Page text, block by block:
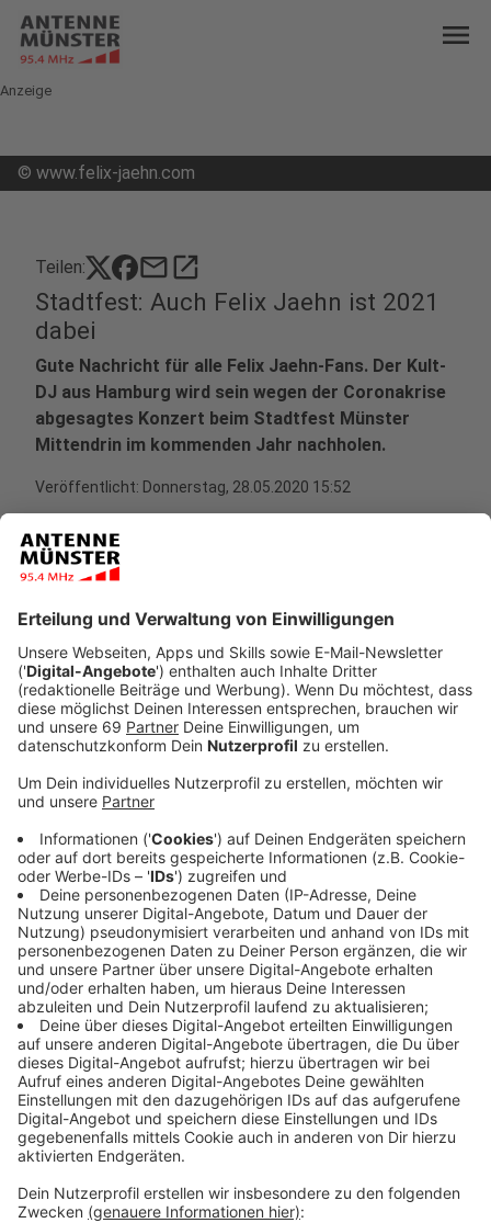
menu
Anzeige
© www.felix-jaehn.com
Teilen: mailopen_in_new
Stadtfest: Auch Felix Jaehn ist 2021
dabei
Gute Nachricht für alle Felix Jaehn-Fans. Der Kult-
DJ aus Hamburg wird sein wegen der Coronakrise
abgesagtes Konzert beim Stadtfest Münster
Mittendrin im kommenden Jahr nachholen.
Veröffentlicht: Donnerstag, 28.05.2020 15:52
Anzeige
Felix Jaehn wird am Stadtfest-Freitag auf der großen
ANTENNE MÜNSTER-Bühne auflegen. Damit haben die
Stadtfest-Macher nach Roland Kaiser am Sonntag nun
auch den zweiten Top-Act für den Nachholtermin
wieder gewinnen können. Die Karten für das bereits
ausverkaufte Konzert bleiben gültig. Wer am
Stadtfest-Samstag auf der Bühne stehen wird, bleibt
noch ein Geheimnis. Die Künstler stehen laut "Münster
Mittendrin"-Geschäftsführerin Ana Voogd zwar schon
fest, sollen aber erst später bekanntgegeben werden.
Das Stadtfest 2021 soll vom 13. bis 15. August 2021
stattfinden.
Anzeige
Bereits gekaufte Karten behalten ihre
Gültigkeit
Anzeige
gekauften Tickets für die Top-Act-Konzerte auf dem